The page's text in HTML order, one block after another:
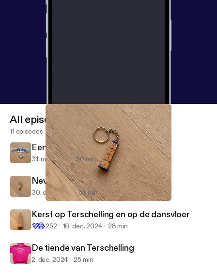
De Terschelling Podcast
All episodes
11 episodes
Een Terschellinger toegift
31. mar. 2025 30 min
Nevenactiviteiten
30. dec. 2024 55 min
Kerst op Terschelling en op de dansvloer
💜😂252 16. dec. 2024 28 min
De tiende van Terschelling
2. dec. 2024 25 min